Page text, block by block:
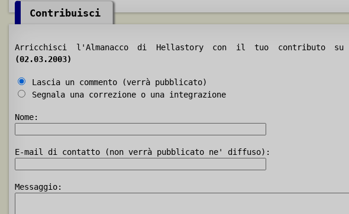
Contribuisci
Arricchisci l'Almanacco di Hellastory con il tuo contributo su
(02.03.2003)
Lascia un commento (verrà pubblicato)
Segnala una correzione o una integrazione
Nome:
E-mail di contatto (non verrà pubblicato ne' diffuso):
Messaggio: